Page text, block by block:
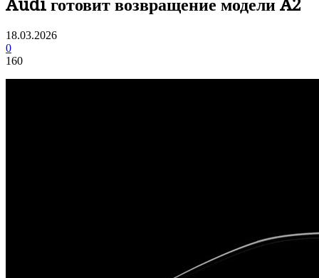
Audi готовит возвращение модели A2
18.03.2026
0
160